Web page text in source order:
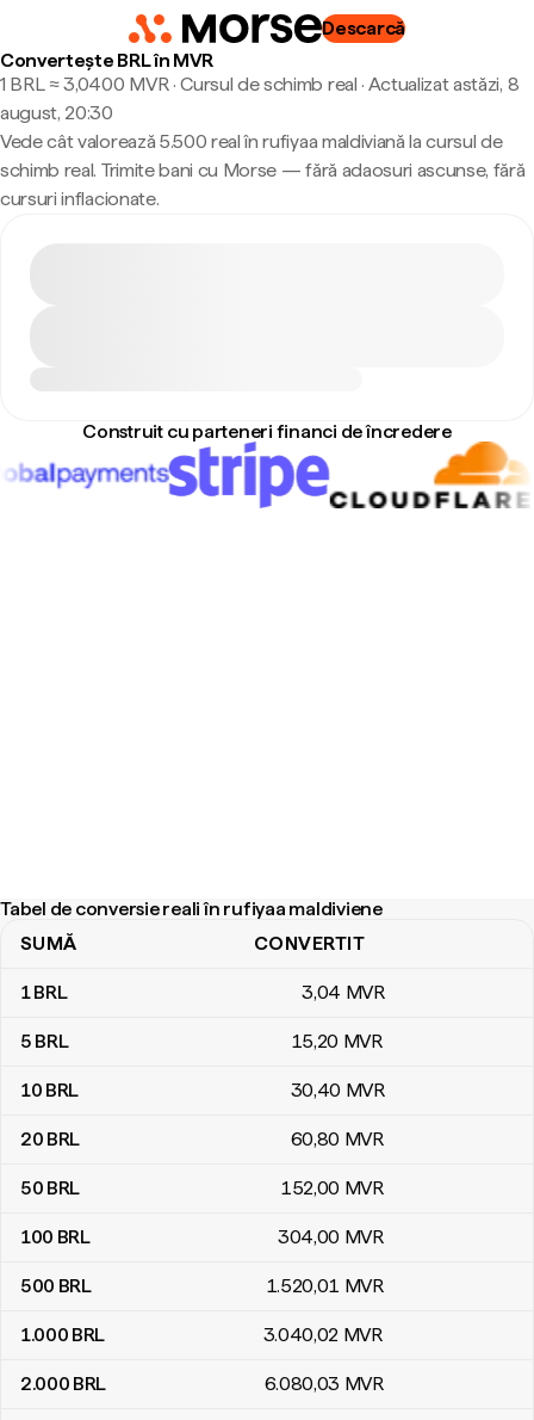
Descarcă
Convertește BRL în MVR
1 BRL ≈ 3,0400 MVR · Cursul de schimb real · Actualizat astăzi, 8
august, 20:30
Vede cât valorează 5.500 real în rufiyaa maldiviană la cursul de
schimb real. Trimite bani cu Morse — fără adaosuri ascunse, fără
cursuri inflacionate.
Construit cu parteneri financi de încredere
Tabel de conversie reali în rufiyaa maldiviene
Tabel de conversie reali în rufiyaa maldiviene
SUMĂ CONVERTIT
1BRL 3,04 MVR
5 BRL 15,20 MVR
10 BRL 30,40 MVR
20 BRL 60,80 MVR
50 BRL 152,00 MVR
100 BRL 304,00 MVR
500 BRL 1.520,01 MVR
1.000 BRL 3.040,02 MVR
2.000 BRL 6.080,03 MVR